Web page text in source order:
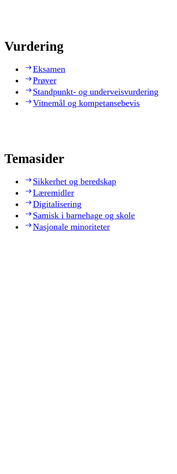
Vurdering
Eksamen
Prøver
Standpunkt- og underveisvurdering
Vitnemål og kompetansebevis
Temasider
Sikkerhet og beredskap
Læremidler
Digitalisering
Samisk i barnehage og skole
Nasjonale minoriteter